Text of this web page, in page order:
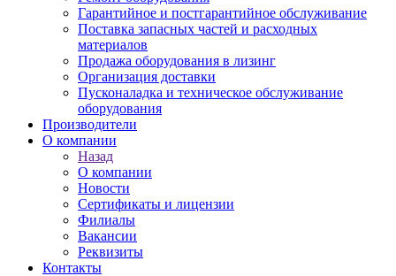
Гарантийное и постгарантийное обслуживание
Поставка запасных частей и расходных
материалов
Продажа оборудования в лизинг
Организация доставки
Пусконаладка и техническое обслуживание
оборудования
Производители
О компании
Назад
О компании
Новости
Сертификаты и лицензии
Филиалы
Вакансии
Реквизиты
Контакты